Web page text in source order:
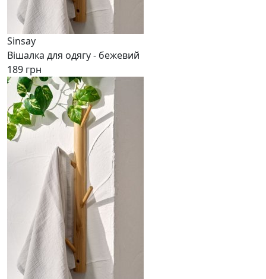
Sinsay
Вішалка для одягу - бежевий
189 грн